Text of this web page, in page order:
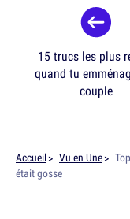
15 trucs les plus
quand tu
couple
Accueil Vu en Une
était gosse